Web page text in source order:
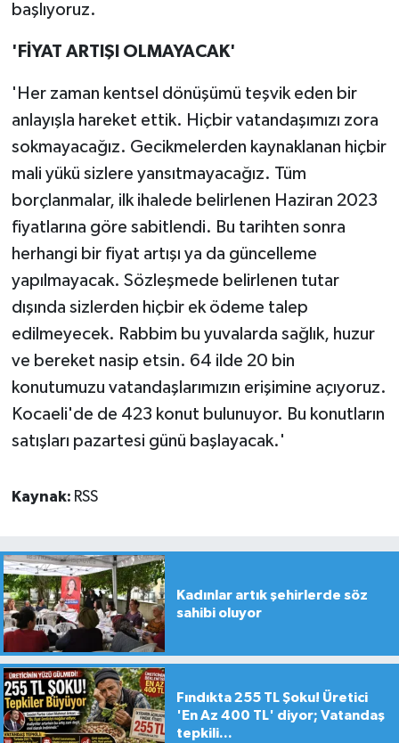
başlıyoruz.
'FİYAT ARTIŞI OLMAYACAK'
'Her zaman kentsel dönüşümü teşvik eden bir
anlayışla hareket ettik. Hiçbir vatandaşımızı zora
sokmayacağız. Gecikmelerden kaynaklanan hiçbir
mali yükü sizlere yansıtmayacağız. Tüm
borçlanmalar, ilk ihalede belirlenen Haziran 2023
fiyatlarına göre sabitlendi. Bu tarihten sonra
herhangi bir fiyat artışı ya da güncelleme
yapılmayacak. Sözleşmede belirlenen tutar
dışında sizlerden hiçbir ek ödeme talep
edilmeyecek. Rabbim bu yuvalarda sağlık, huzur
ve bereket nasip etsin. 64 ilde 20 bin
konutumuzu vatandaşlarımızın erişimine açıyoruz.
Kocaeli'de de 423 konut bulunuyor. Bu konutların
satışları pazartesi günü başlayacak.'
Kaynak: RSS
Kadınlar artık şehirlerde söz
sahibi oluyor
Fındıkta 255 TL Şoku! Üretici
'En Az 400 TL' diyor; Vatandaş
tepkili...